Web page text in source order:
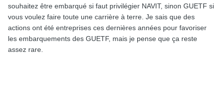
souhaitez être embarqué si faut privilégier NAVIT, sinon GUETF si
vous voulez faire toute une carrière à terre. Je sais que des
actions ont été entreprises ces dernières années pour favoriser
les embarquements des GUETF, mais je pense que ça reste
assez rare.